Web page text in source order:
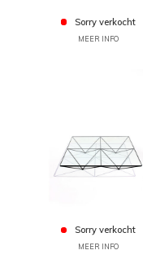
Sorry verkocht
MEER INFO
Sorry verkocht
MEER INFO